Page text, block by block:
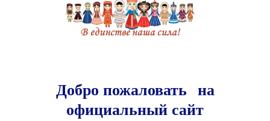
Добро пожаловать на
официальный сайт